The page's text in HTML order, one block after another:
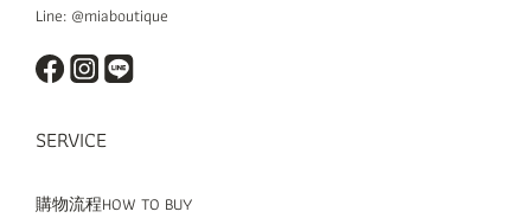
Line: @miaboutique
SERVICE
購物流程HOW TO BUY